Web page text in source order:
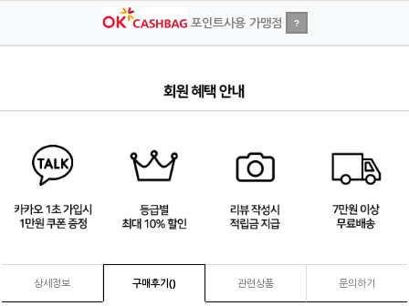
포인트사용 가맹점 ?
상세정보 구매후기() 관련상품 문의하기